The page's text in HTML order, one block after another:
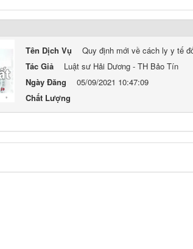
Tên Dịch Vụ
Quy định mới về cách ly y tế
Tác Giả
Luật sư Hải Dương - TH Bảo Tín
Ngày Đăng
05/09/2021 10:47:09
Chất Lượng